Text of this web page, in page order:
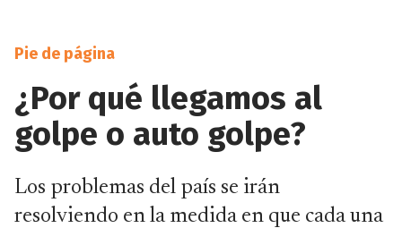
Pie de página
¿Por qué llegamos al
golpe o auto golpe?
Los problemas del país se irán
resolviendo en la medida en que cada una